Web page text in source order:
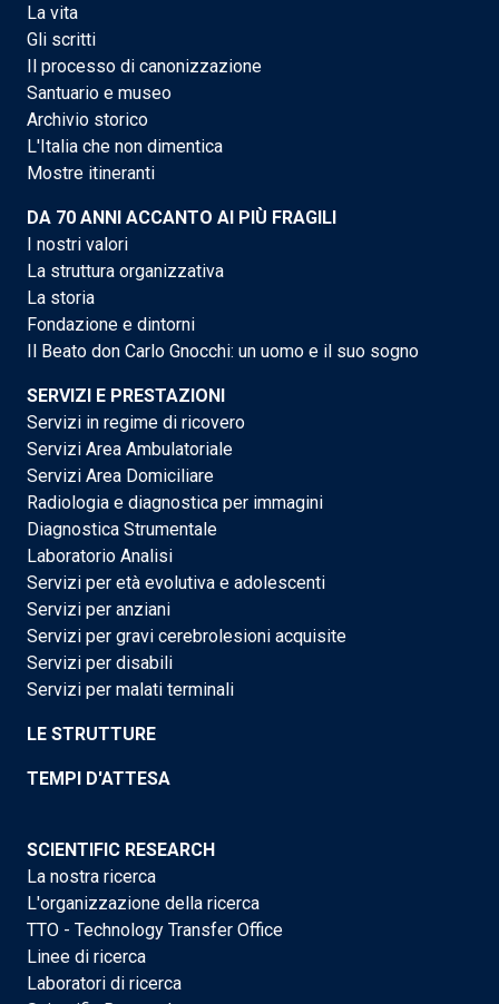
La vita
Gli scritti
Il processo di canonizzazione
Santuario e museo
Archivio storico
L'Italia che non dimentica
Mostre itineranti
DA 70 ANNI ACCANTO AI PIÙ FRAGILI
I nostri valori
La struttura organizzativa
La storia
Fondazione e dintorni
Il Beato don Carlo Gnocchi: un uomo e il suo sogno
SERVIZI E PRESTAZIONI
Servizi in regime di ricovero
Servizi Area Ambulatoriale
Servizi Area Domiciliare
Radiologia e diagnostica per immagini
Diagnostica Strumentale
Laboratorio Analisi
Servizi per età evolutiva e adolescenti
Servizi per anziani
Servizi per gravi cerebrolesioni acquisite
Servizi per disabili
Servizi per malati terminali
LE STRUTTURE
TEMPI D'ATTESA
SCIENTIFIC RESEARCH
La nostra ricerca
L'organizzazione della ricerca
TTO - Technology Transfer Office
Linee di ricerca
Laboratori di ricerca